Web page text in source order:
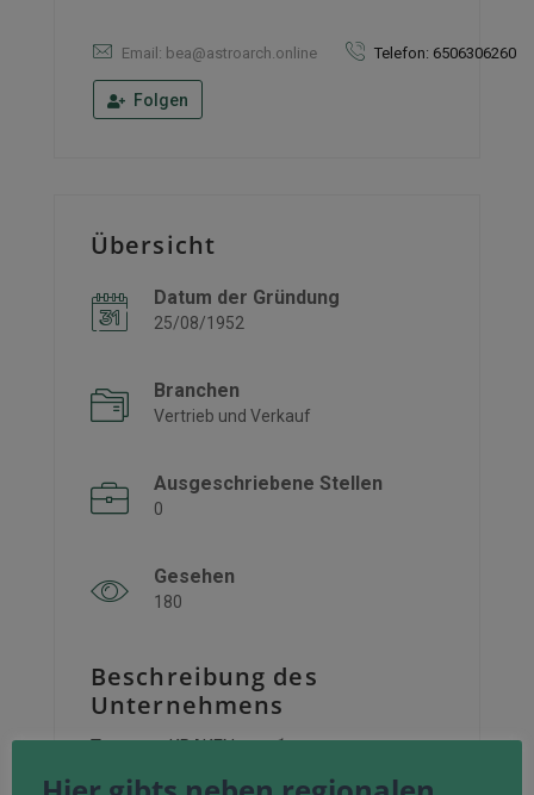
Email: bea@astroarch.online Telefon: 6506306260
Folgen
Übersicht
Datum der Gründung
25/08/1952
Branchen
Vertrieb und Verkauf
Ausgeschriebene Stellen
0
Gesehen
180
Beschreibung des
Unternehmens
Только в KRAKEN: подборка, как от
вашего двойника